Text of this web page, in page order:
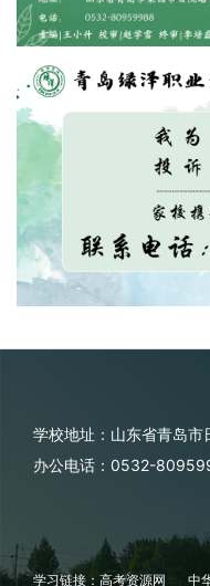
学校地址：山东省青岛市
办公电话：0532-
学习链接： 高考资源网 中